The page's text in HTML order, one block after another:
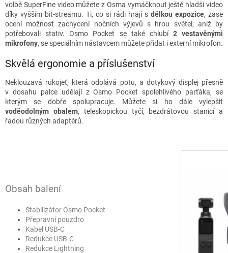
volbě SuperFine video můžete z Osma vymáčknout ještě hladší video
díky vyšším bit-streamu. Ti, co si rádi hrají s délkou expozice, zase
ocení možnost zachycení nočních výjevů s hrou světel, aniž by
potřebovali stativ. Osmo Pocket se také chlubí 2 vestavěnými
mikrofony, se speciálním nástavcem můžete přidat i externí mikrofon.
Skvělá ergonomie a příslušenství
Neklouzavá rukojeť, která odolává potu, a dotykový displej přesně
v dosahu palce udělají z Osmo Pocket spolehlivého parťáka, se
kterým se dobře spolupracuje. Můžete si ho dále vylepšit
voděodolným obalem, teleskopickou tyčí, bezdrátovou stanicí a
řadou různých adaptérů.
Obsah balení
Stabilizátor Osmo Pocket
Přepravní pouzdro
Kabel USB-C
Redukce USB-C
Redukce Lightning